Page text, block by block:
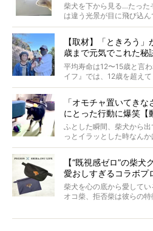
柴犬を下から見る…たった
は違う光景が目に飛び込
つぶらに見え、モフモフ
【取材】「ときろう
歳まで元気でこれた秘
#38ときろう
平均寿命は12〜15歳と言
イフ』では、12歳を超え
意を込めて“レジェンド柴
ォーカスし、その元気の
だと思うことを、オーナー
回登場してくれたのは、
ら食が細かったため、何
「オモチャ置いてき
にとった行動に爆笑【
ふとした瞬間、柴犬から
っとイラッとした時なん
いように見えます。もし
【“既視感ゼロ”の柴
愛おしすぎるコラボプ
柴犬を心の底から愛して
オコ柴、拒否柴は彼らの特
でもちょっと待て…もう